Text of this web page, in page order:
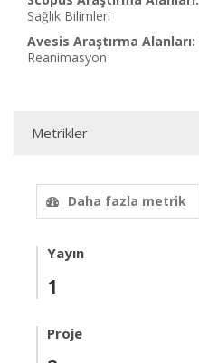
Sağlık Bilimleri
Avesis Araştırma Alanları:
Reanimasyon
Metrikler
Daha fazla metrik
Yayın
1
Proje